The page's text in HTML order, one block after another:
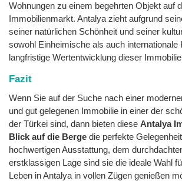
Wohnungen zu einem begehrten Objekt auf
Immobilienmarkt. Antalya zieht aufgrund
seiner natürlichen Schönheit und seiner
sowohl Einheimische als auch internationale
langfristige Wertentwicklung dieser
Fazit
Wenn Sie auf der Suche nach einer
und gut gelegenen Immobilie in einer der
der Türkei sind, dann bieten diese Antalya
Blick auf die Berge die perfekte
hochwertigen Ausstattung, dem
erstklassigen Lage sind sie die ideale Wahl
Leben in Antalya in vollen Zügen genießen